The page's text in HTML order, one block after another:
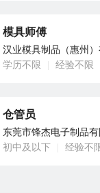
模具师傅
汉业模具制品（惠州
学历不限
经验不限
仓管员
东莞市锋杰电子制品
初中及以下
经验不